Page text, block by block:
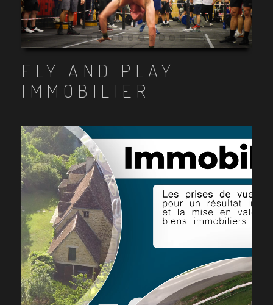
Item 1
Item 2
Item 3
Item 4
Item 5
Item 6
Item 7
Item 8
Item 9
Item 10
FLY AND PLAY
IMMOBILIER